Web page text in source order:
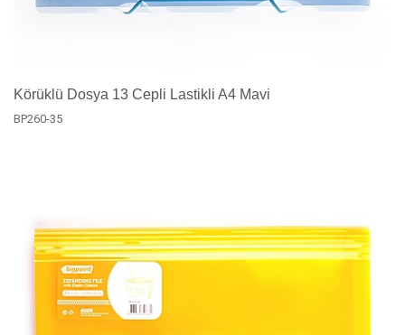
Körüklü Dosya 13 Cepli Lastikli A4 Mavi
BP260-35